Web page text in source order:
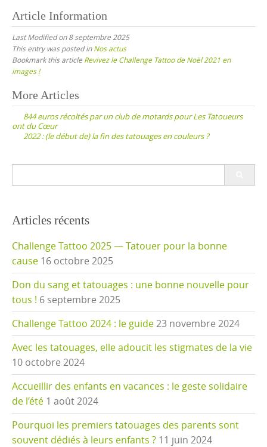
Article Information
Last Modified on 8 septembre 2025
This entry was posted inNos actus
Bookmark this article Revivez le Challenge Tattoo de Noël 2021 en
images !
Post
navigation
More Articles
844 euros récoltés par un club de motards pour Les Tatoueurs
ont du Cœur
2022 : (le début de) la fin des tatouages en couleurs ?
Articles récents
Challenge Tattoo 2025 — Tatouer pour la bonne
cause 16 octobre 2025
Don du sang et tatouages : une bonne nouvelle pour
tous ! 6 septembre 2025
Challenge Tattoo 2024 : le guide23 novembre 2024
Avec les tatouages, elle adoucit les stigmates de la vie
10 octobre 2024
Accueillir des enfants en vacances : le geste solidaire
de l’été 1 août 2024
Pourquoi les premiers tatouages des parents sont
souvent dédiés à leurs enfants ? 11 juin 2024